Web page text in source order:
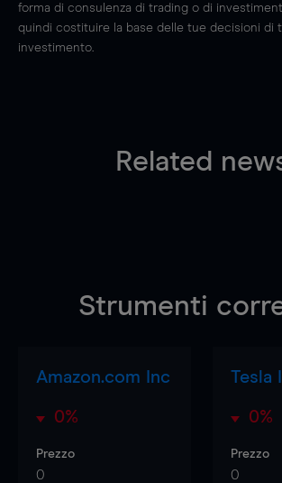
forma di consulenza di trading o di
quindi costituire la base delle tue decisioni di
investimento.
Related
Strumenti
Amazon.com Inc
0%
Prezzo
0
Tesla
0%
Prezzo
0